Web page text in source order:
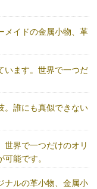
メイドの金属小物、革
います。世界で一つだ
。誰にも真似できない
世界で一つだけのオリ
能です。
ナルの革小物、金属小